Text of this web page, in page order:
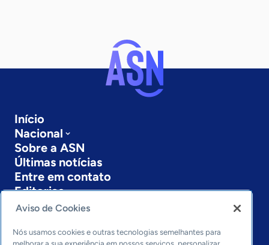
Início
Nacional
Sobre a ASN
Últimas notícias
Entre em contato
Editorias
Economia & Política
Inovação & Tecnologia
Aviso de Cookies
Nós usamos cookies e outras tecnologias semelhantes para